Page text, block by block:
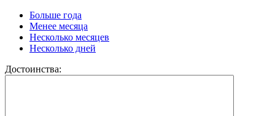
Больше года
Менее месяца
Несколько месяцев
Несколько дней
Достоинства: